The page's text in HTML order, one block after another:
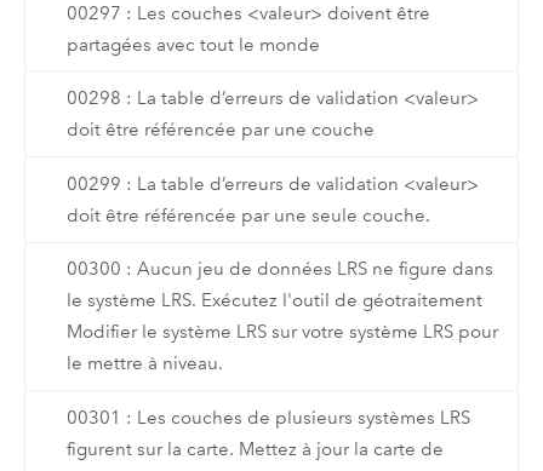
00297 : Les couches <valeur> doivent être
partagées avec tout le monde
00298 : La table d’erreurs de validation <valeur>
doit être référencée par une couche
00299 : La table d’erreurs de validation <valeur>
doit être référencée par une seule couche.
00300 : Aucun jeu de données LRS ne figure dans
le système LRS. Exécutez l'outil de géotraitement
Modifier le système LRS sur votre système LRS pour
le mettre à niveau.
00301 : Les couches de plusieurs systèmes LRS
figurent sur la carte. Mettez à jour la carte de